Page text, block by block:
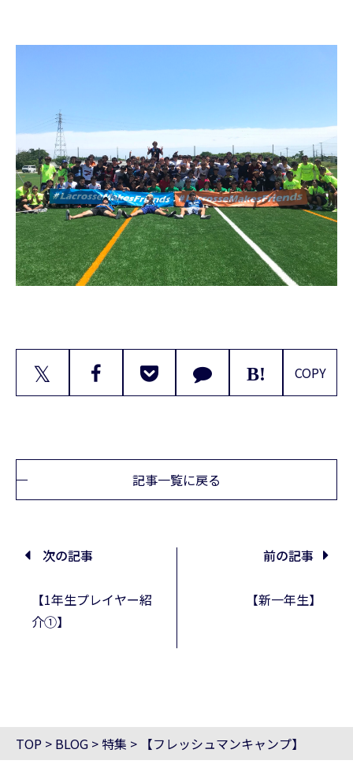
𝕏 COPY
記事一覧に戻る
次の記事
【1年生プレイヤー紹
介①】
前の記事
【新一年生】
TOP > BLOG > 特集 > 【フレッシュマンキャンプ】